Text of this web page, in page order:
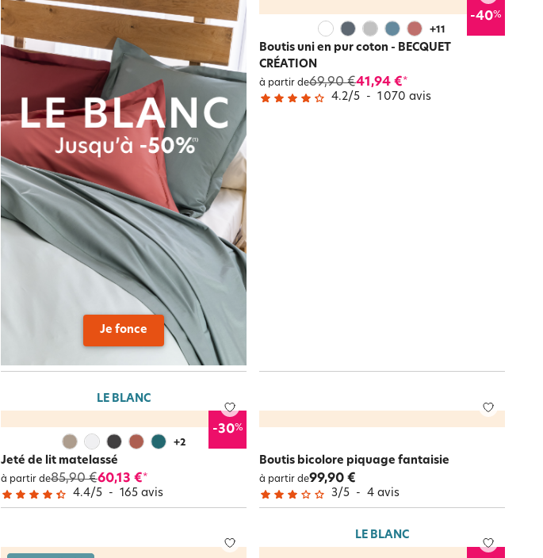
-40%
+11
Boutis uni en pur coton - BECQUET
CRÉATION
à partir de69,90 €41,94 €*
4.2/5 - 1 070 avis
LE BLANC
-30%
+2
Jeté de lit matelassé
à partir de85,90 €60,13 €*
4.4/5 - 165 avis
Boutis bicolore piquage fantaisie
à partir de99,90 €
3/5 - 4 avis
LE BLANC
Je fonce